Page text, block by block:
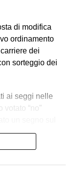
di modifica
ordinamento
dei
sorteggio dei
ai seggi nelle
“no”
cui la politica